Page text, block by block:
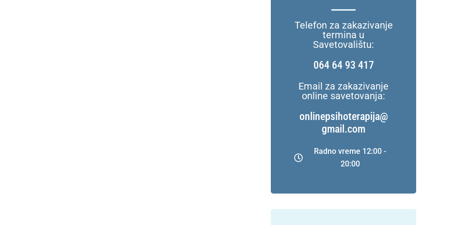
Telefon za zakazivanje
termina u
Savetovalištu:
064 64 93 417
Email za zakazivanje
online savetovanja:
onlinepsihoterapija@
gmail.com
Radno vreme 12:00 -
20:00